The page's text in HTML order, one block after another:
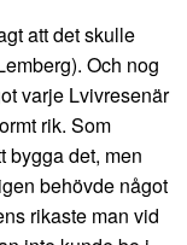
att det skulle
Och nog
varje Lvivresenär
rik. Som
bygga det, men
behövde något
rikaste man vid